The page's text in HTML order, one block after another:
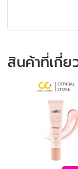
สินค้าที่เกี่ย